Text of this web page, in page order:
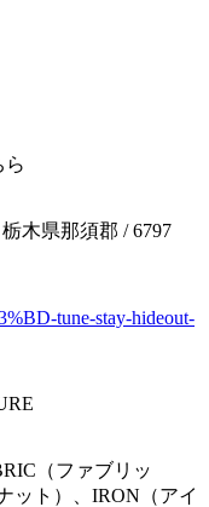
ら
木県那須郡 / 6797
tune-stay-hideout-
（ファブリッ
ト）、IRON（アイ